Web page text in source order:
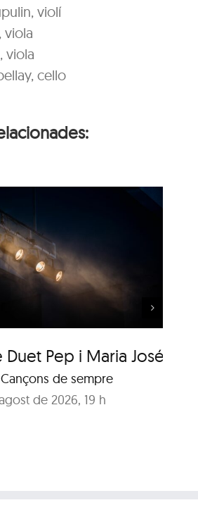
violí
viola
viola
cello
Pep i Maria José
de sempre
de 2026, 19 h
al Parc: Liza
& Bech